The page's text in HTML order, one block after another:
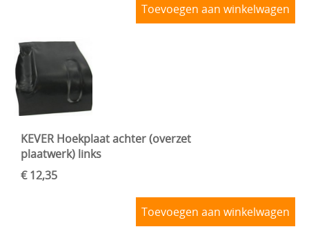
Toevoegen aan winkelwagen
KEVER Hoekplaat achter (overzet
plaatwerk) links
€ 12,35
Toevoegen aan winkelwagen